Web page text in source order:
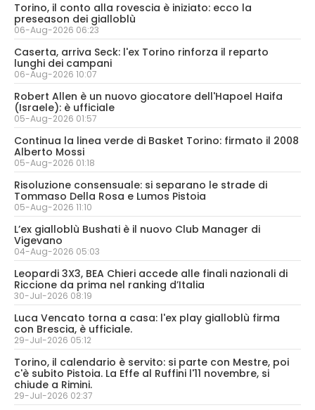
Torino, il conto alla rovescia è iniziato: ecco la
preseason dei gialloblù
06-Aug-2026 06:23
Caserta, arriva Seck: l'ex Torino rinforza il reparto
lunghi dei campani
06-Aug-2026 10:07
Robert Allen è un nuovo giocatore dell'Hapoel Haifa
(Israele): è ufficiale
05-Aug-2026 01:57
Continua la linea verde di Basket Torino: firmato il 2008
Alberto Mossi
05-Aug-2026 01:18
Risoluzione consensuale: si separano le strade di
Tommaso Della Rosa e Lumos Pistoia
05-Aug-2026 11:10
L’ex gialloblù Bushati è il nuovo Club Manager di
Vigevano
04-Aug-2026 05:03
Leopardi 3X3, BEA Chieri accede alle finali nazionali di
Riccione da prima nel ranking d’Italia
30-Jul-2026 08:19
Luca Vencato torna a casa: l'ex play gialloblù firma
con Brescia, è ufficiale.
29-Jul-2026 05:12
Torino, il calendario è servito: si parte con Mestre, poi
c'è subito Pistoia. La Effe al Ruffini l'11 novembre, si
chiude a Rimini.
29-Jul-2026 02:37